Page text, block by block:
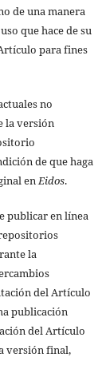
de una manera
que hace de su
para fines
no
la versión
de que haga
enEidos.
publicar en línea
la
del Artículo
publicación
del Artículo
versión final,